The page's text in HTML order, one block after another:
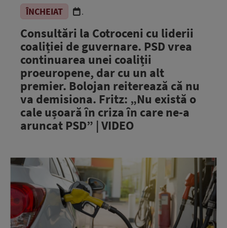
ÎNCHEIAT .
Consultări la Cotroceni cu liderii
coaliției de guvernare. PSD vrea
continuarea unei coaliții
proeuropene, dar cu un alt
premier. Bolojan reiterează că nu
va demisiona. Fritz: „Nu există o
cale ușoară în criza în care ne-a
aruncat PSD” | VIDEO